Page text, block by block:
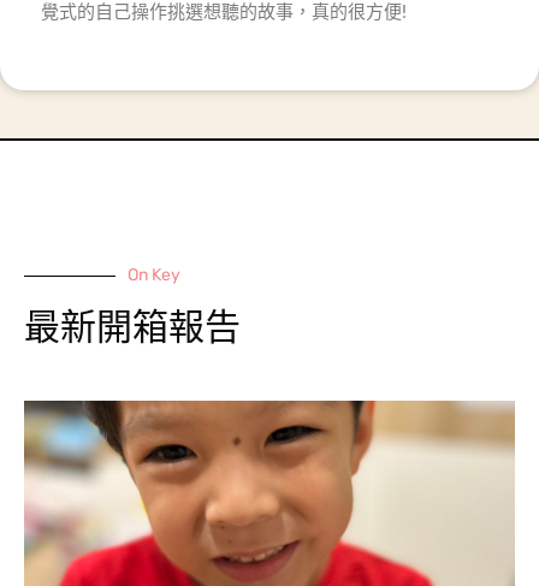
覺式的自己操作挑選想聽的故事，真的很方便!
On Key
最新開箱報告